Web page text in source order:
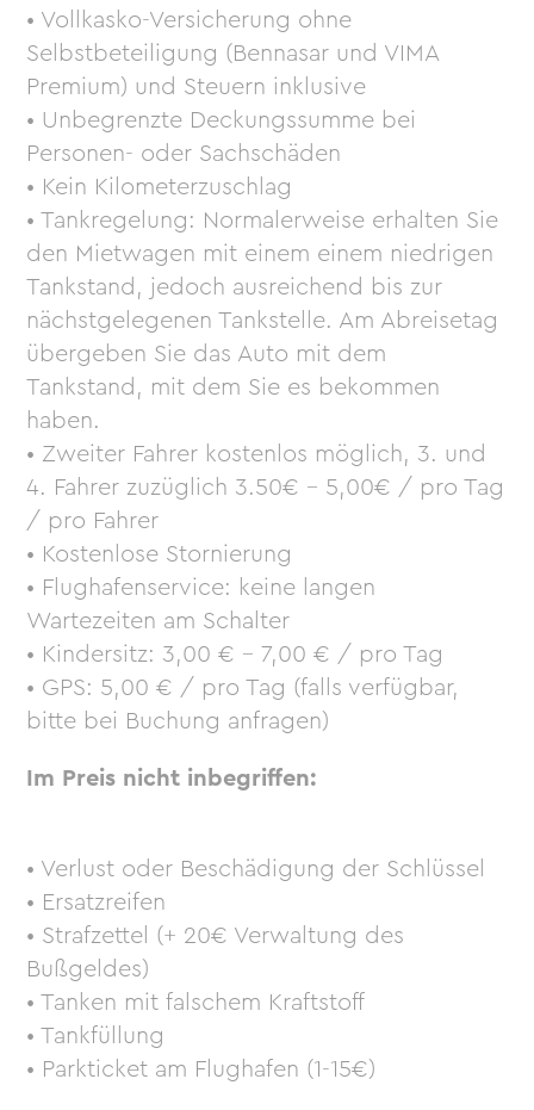
• Vollkasko-Versicherung ohne
Selbstbeteiligung (Bennasar und VIMA
Premium) und Steuern inklusive
• Unbegrenzte Deckungssumme bei
Personen- oder Sachschäden
• Kein Kilometerzuschlag
• Tankregelung: Normalerweise erhalten Sie
den Mietwagen mit einem einem niedrigen
Tankstand, jedoch ausreichend bis zur
nächstgelegenen Tankstelle. Am Abreisetag
übergeben Sie das Auto mit dem
Tankstand, mit dem Sie es bekommen
haben.
• Zweiter Fahrer kostenlos möglich, 3. und
4. Fahrer zuzüglich 3.50€ – 5,00€ / pro Tag
/ pro Fahrer
• Kostenlose Stornierung
• Flughafenservice: keine langen
Wartezeiten am Schalter
• Kindersitz: 3,00 € – 7,00 € / pro Tag
• GPS: 5,00 € / pro Tag (falls verfügbar,
bitte bei Buchung anfragen)
Im Preis nicht inbegriffen:
• Verlust oder Beschädigung der Schlüssel
• Ersatzreifen
• Strafzettel (+ 20€ Verwaltung des
Bußgeldes)
• Tanken mit falschem Kraftstoff
• Tankfüllung
• Parkticket am Flughafen (1-15€)